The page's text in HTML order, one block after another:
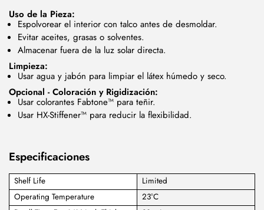
Uso de la Pieza:
Espolvorear el interior con talco antes de desmoldar.
Evitar aceites, grasas o solventes.
Almacenar fuera de la luz solar directa.
Limpieza:
Usar agua y jabón para limpiar el látex húmedo y seco.
Opcional - Coloración y Rigidización:
Usar colorantes Fabtone™ para teñir.
Usar HX-Stiffener™ para reducir la flexibilidad.
Especificaciones
Shelf Life
Limited
Operating Temperature
23°C